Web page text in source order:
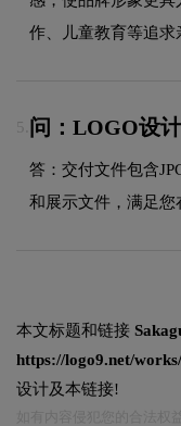
作、儿童教育等追求
5. 问：LOGO设
答：交付文件包含
和展示文件，满足您
本文标题和链接
https://logo9.net/
设计及本链接!